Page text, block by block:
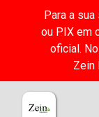
Para a
ou PIX em
oficial.
Zein